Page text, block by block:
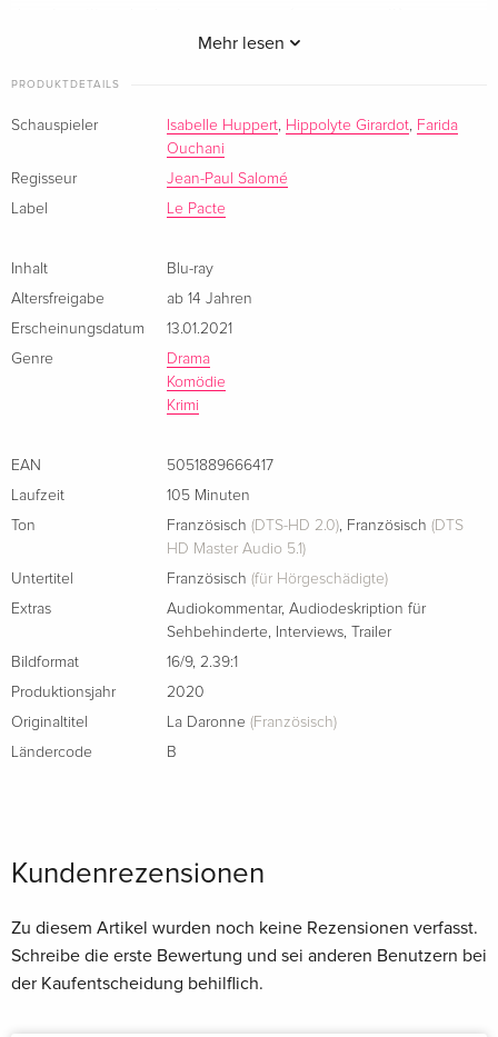
Mehr lesen
PRODUKTDETAILS
Schauspieler Isabelle Huppert, Hippolyte Girardot, Farida
Ouchani
Regisseur
Jean-Paul Salomé
Label
Le Pacte
Inhalt
Blu-ray
Altersfreigabe
ab 14 Jahren
Erscheinungsdatum
13.01.2021
Genre
Drama
Komödie
Krimi
EAN
5051889666417
Laufzeit
105 Minuten
Ton
Französisch (DTS-HD 2.0), Französisch (DTS
HD Master Audio 5.1)
Untertitel
Französisch (für Hörgeschädigte)
Extras
Audiokommentar, Audiodeskription für
Sehbehinderte, Interviews,
Trailer
Bildformat
16/9, 2.39:1
Produktionsjahr
2020
Originaltitel
La Daronne (Französisch)
Ländercode
B
Kundenrezensionen
Zu diesem Artikel wurden noch keine Rezensionen verfasst.
Schreibe die erste Bewertung und sei anderen Benutzern bei
der Kaufentscheidung behilflich.